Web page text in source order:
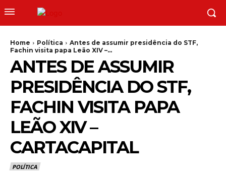
Home Política
Antes de assumir presidência do STF,
Fachin visita papa Leão XIV –...
ANTES DE ASSUMIR
PRESIDÊNCIA DO STF,
FACHIN VISITA PAPA
LEÃO XIV –
CARTACAPITAL
POLÍTICA